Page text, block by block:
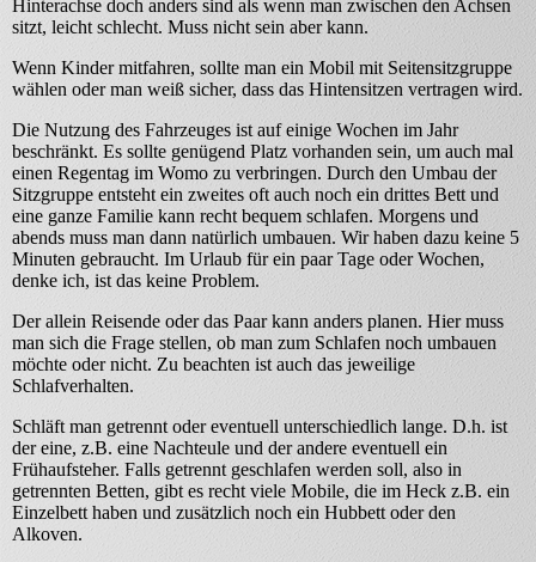
Hinterachse doch anders sind als wenn man zwischen den Achsen
sitzt, leicht schlecht. Muss nicht sein aber kann.
Wenn Kinder mitfahren, sollte man ein Mobil mit Seitensitzgruppe
wählen oder man weiß sicher, dass das Hintensitzen vertragen wird.
Die Nutzung des Fahrzeuges ist auf einige Wochen im Jahr
beschränkt. Es sollte genügend Platz vorhanden sein, um auch mal
einen Regentag im Womo zu verbringen. Durch den Umbau der
Sitzgruppe entsteht ein zweites oft auch noch ein drittes Bett und
eine ganze Familie kann recht bequem schlafen. Morgens und
abends muss man dann natürlich umbauen. Wir haben dazu keine 5
Minuten gebraucht. Im Urlaub für ein paar Tage oder Wochen,
denke ich, ist das keine Problem.
Der allein Reisende oder das Paar kann anders planen. Hier muss
man sich die Frage stellen, ob man zum Schlafen noch umbauen
möchte oder nicht. Zu beachten ist auch das jeweilige
Schlafverhalten.
Schläft man getrennt oder eventuell unterschiedlich lange. D.h. ist
der eine, z.B. eine Nachteule und der andere eventuell ein
Frühaufsteher. Falls getrennt geschlafen werden soll, also in
getrennten Betten, gibt es recht viele Mobile, die im Heck z.B. ein
Einzelbett haben und zusätzlich noch ein Hubbett oder den
Alkoven.